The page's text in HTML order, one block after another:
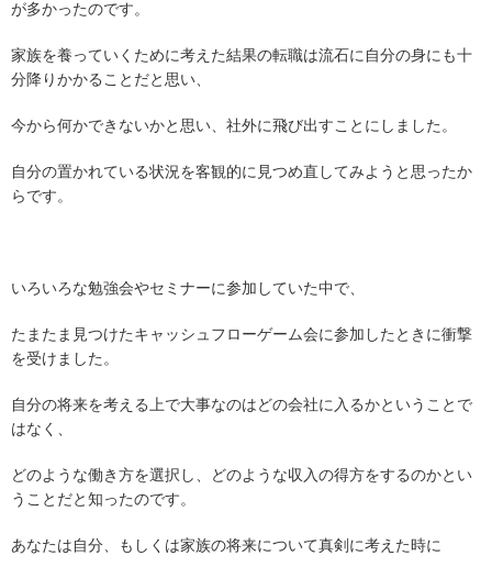
が多かったのです。
家族を養っていくために考えた結果の転職は流石に自分の身にも十
分降りかかることだと思い、
今から何かできないかと思い、社外に飛び出すことにしました。
自分の置かれている状況を客観的に見つめ直してみようと思ったか
らです。
いろいろな勉強会やセミナーに参加していた中で、
たまたま見つけたキャッシュフローゲーム会に参加したときに衝撃
を受けました。
自分の将来を考える上で大事なのはどの会社に入るかということで
はなく、
どのような働き方を選択し、どのような収入の得方をするのかとい
うことだと知ったのです。
あなたは自分、もしくは家族の将来について真剣に考えた時に